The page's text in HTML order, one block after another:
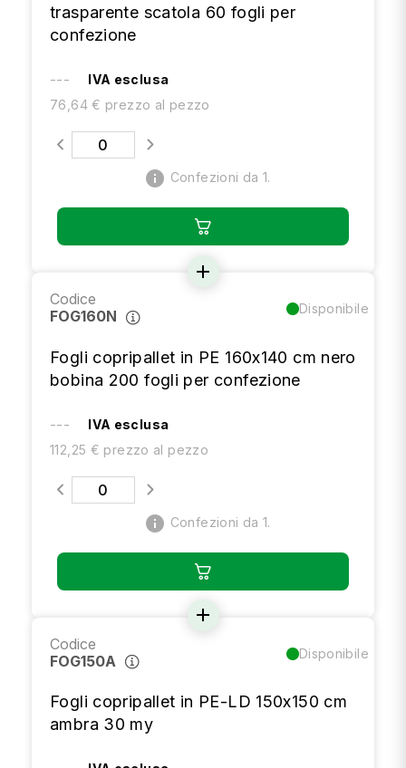
trasparente scatola 60 fogli per
confezione
---
IVA esclusa
76,64 € prezzo al pezzo
info Confezioni da 1.
add
Codice
FOG160N
Disponibile
Fogli copripallet in PE 160x140 cm nero
bobina 200 fogli per confezione
---
IVA esclusa
112,25 € prezzo al pezzo
info Confezioni da 1.
add
Codice
FOG150A
Disponibile
Fogli copripallet in PE-LD 150x150 cm
ambra 30 my